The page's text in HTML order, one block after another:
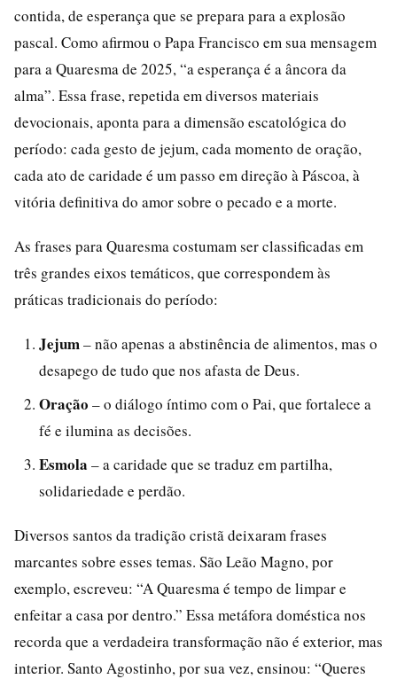
contida, de esperança que se prepara para a explosão
pascal. Como afirmou o Papa Francisco em sua mensagem
para a Quaresma de 2025, “a esperança é a âncora da
alma”. Essa frase, repetida em diversos materiais
devocionais, aponta para a dimensão escatológica do
período: cada gesto de jejum, cada momento de oração,
cada ato de caridade é um passo em direção à Páscoa, à
vitória definitiva do amor sobre o pecado e a morte.
As frases para Quaresma costumam ser classificadas em
três grandes eixos temáticos, que correspondem às
práticas tradicionais do período:
Jejum– não apenas a abstinência de alimentos, mas o
desapego de tudo que nos afasta de Deus.
Oração – o diálogo íntimo com o Pai, que fortalece a
fé e ilumina as decisões.
Esmola – a caridade que se traduz em partilha,
solidariedade e perdão.
Diversos santos da tradição cristã deixaram frases
marcantes sobre esses temas. São Leão Magno, por
exemplo, escreveu: “A Quaresma é tempo de limpar e
enfeitar a casa por dentro.” Essa metáfora doméstica nos
recorda que a verdadeira transformação não é exterior, mas
interior. Santo Agostinho, por sua vez, ensinou: “Queres